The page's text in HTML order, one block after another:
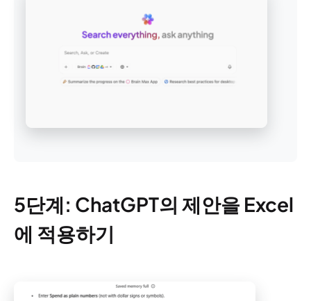
5단계: ChatGPT의 제안을 Excel
에 적용하기